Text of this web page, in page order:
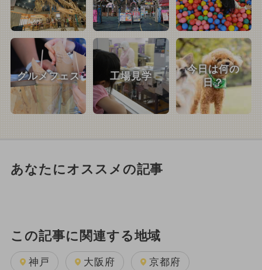
グルメフェス 工場見学
今日は何の
日？
あなたにオススメの記事
この記事に関連する地域
神戸 大阪府 京都府